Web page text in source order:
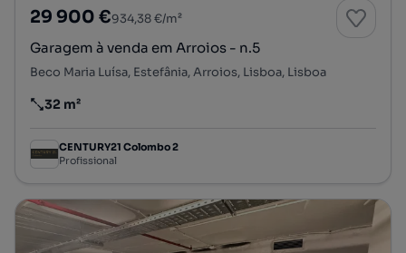
29 900 €934,38 €/m²
Garagem à venda em Arroios - n.5
Beco Maria Luísa, Estefânia, Arroios, Lisboa, Lisboa
Preço por metro quadrado
32 m²
CENTURY21 Colombo 2
Profissional